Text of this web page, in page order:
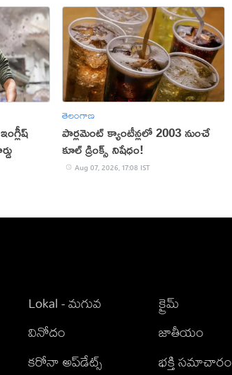
తెలంగాణ
పార్లమెంట్ క్యాంటీన్లలో 2003 నుంచే
కూల్ డ్రింక్స్ నిషేధం!
Aug 07, 2026, 17:08 IST
Lokal - మగువ
వినోదం
కరోనా అప్‌డేట్స్
క్రైమ్
జాతీయం
భక్తి సమాచారం